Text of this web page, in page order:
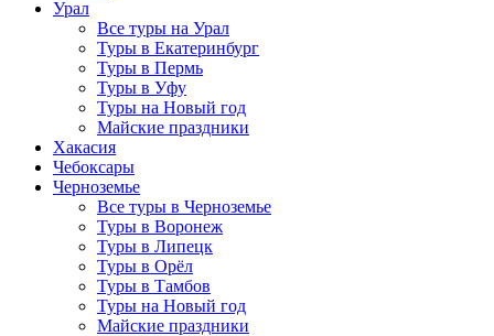
Урал
Все туры на Урал
Туры в Екатеринбург
Туры в Пермь
Туры в Уфу
Туры на Новый год
Майские праздники
Хакасия
Чебоксары
Черноземье
Все туры в Черноземье
Туры в Воронеж
Туры в Липецк
Туры в Орёл
Туры в Тамбов
Туры на Новый год
Майские праздники